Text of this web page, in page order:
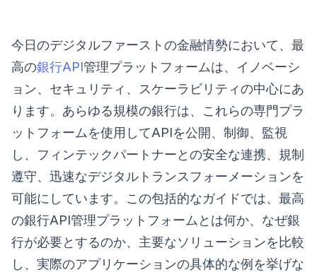
今日のデジタルファーストの金融情勢において、最
高の銀行API管理プラットフォームは、イノベーシ
ョン、セキュリティ、スケーラビリティの中心にあ
ります。あらゆる規模の銀行は、これらの専門プラ
ットフォームを使用してAPIを公開、制御、監視
し、フィンテックパートナーとの安全な連携、規制
遵守、迅速なデジタルトランスフォーメーションを
可能にしています。この包括的なガイドでは、最高
の銀行API管理プラットフォームとは何か、なぜ銀
行が必要とするのか、主要なソリューションを比較
し、実際のアプリケーションの具体的な例を挙げな